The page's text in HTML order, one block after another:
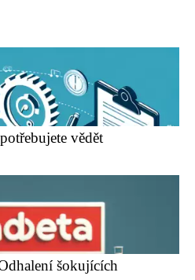
vědět
šokujících